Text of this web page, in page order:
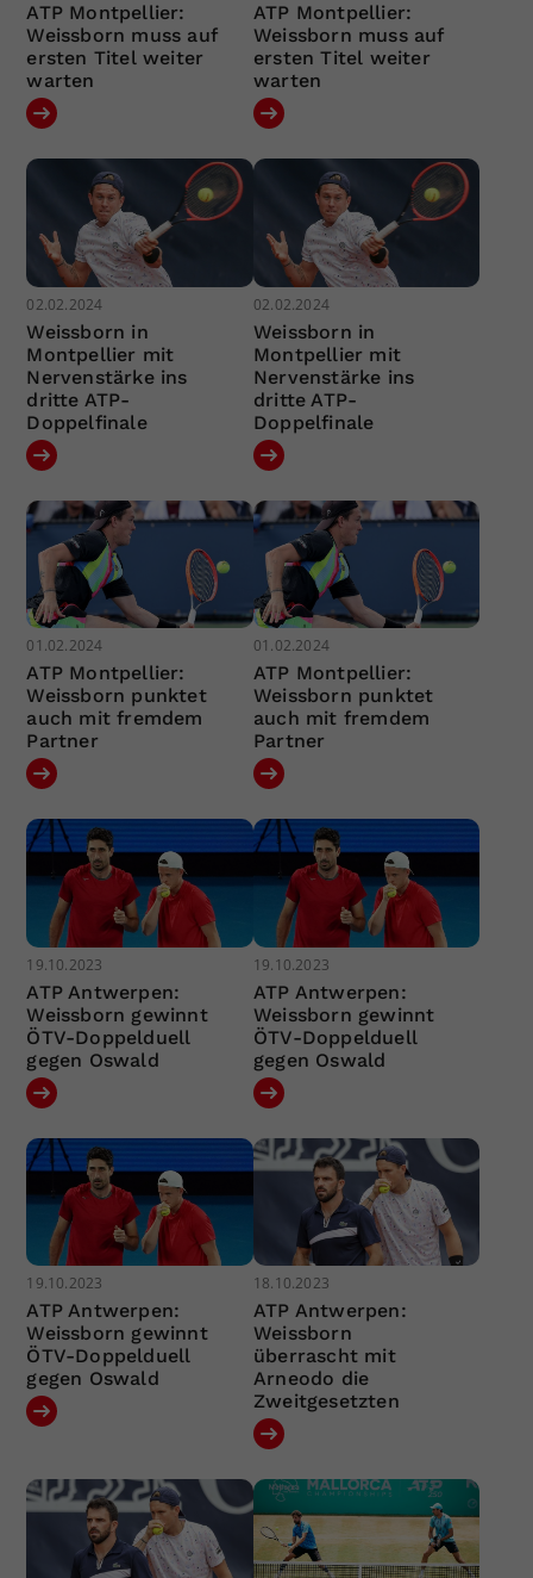
ATP Montpellier:
Weissborn muss auf
ersten Titel weiter
warten
ATP Montpellier:
Weissborn muss auf
ersten Titel weiter
warten
02.02.2024
Weissborn in
Montpellier mit
Nervenstärke ins
dritte ATP-
Doppelfinale
02.02.2024
Weissborn in
Montpellier mit
Nervenstärke ins
dritte ATP-
Doppelfinale
01.02.2024
ATP Montpellier:
Weissborn punktet
auch mit fremdem
Partner
01.02.2024
ATP Montpellier:
Weissborn punktet
auch mit fremdem
Partner
19.10.2023
ATP Antwerpen:
Weissborn gewinnt
ÖTV-Doppelduell
gegen Oswald
19.10.2023
ATP Antwerpen:
Weissborn gewinnt
ÖTV-Doppelduell
gegen Oswald
19.10.2023
ATP Antwerpen:
Weissborn gewinnt
ÖTV-Doppelduell
gegen Oswald
18.10.2023
ATP Antwerpen:
Weissborn
überrascht mit
Arneodo die
Zweitgesetzten